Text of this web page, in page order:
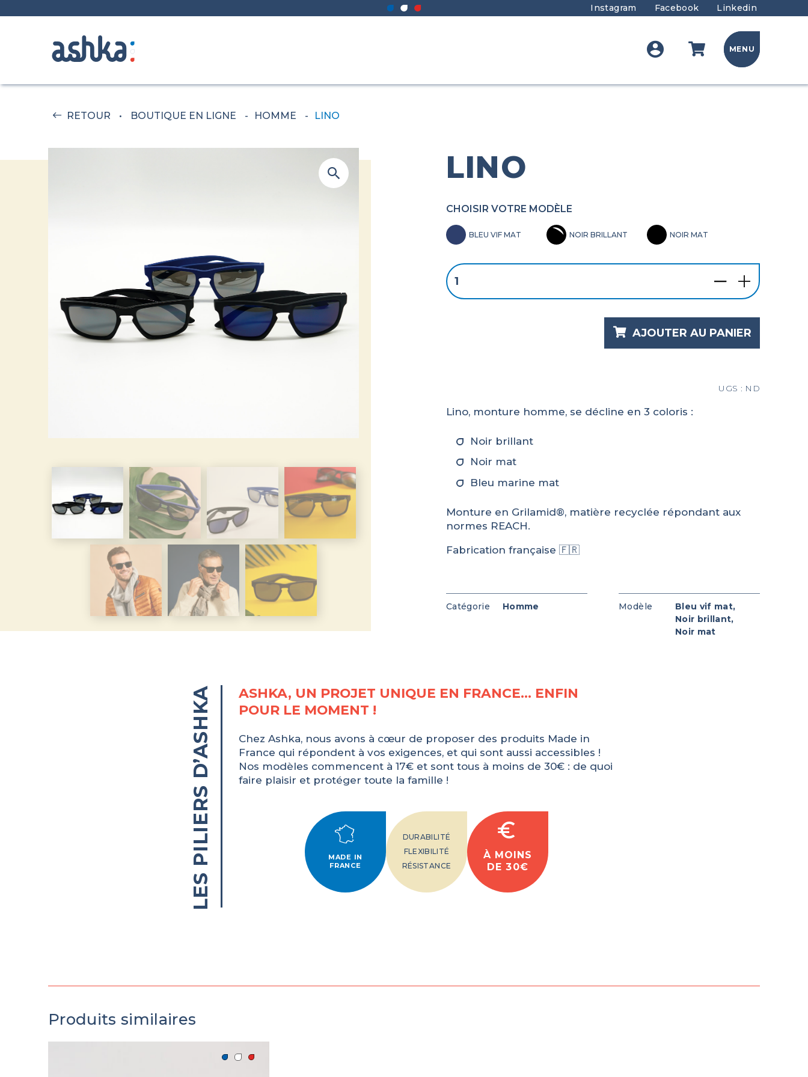
Instagram Facebook Linkedin
MENU
RETOUR • BOUTIQUE EN LIGNE - HOMME - LINO
LINO
CHOISIR VOTRE MODÈLE
BLEU VIF MAT NOIR BRILLANT NOIR MAT
quantité
de
Lino
AJOUTER AU PANIER
UGS : ND
Lino, monture homme, se décline en 3 coloris :
Noir brillant
Noir mat
Bleu marine mat
Monture en Grilamid®, matière recyclée répondant aux
normes REACH.
Fabrication française 🇫🇷
Catégorie Homme Modèle
Bleu vif mat,
Noir brillant,
Noir mat
LES PILIERS D’ASHKA
ASHKA, UN PROJET UNIQUE EN FRANCE… ENFIN
POUR LE MOMENT !
Chez Ashka, nous avons à cœur de proposer des produits Made in
France qui répondent à vos exigences, et qui sont aussi accessibles !
Nos modèles commencent à 17€ et sont tous à moins de 30€ : de quoi
faire plaisir et protéger toute la famille !
MADE IN
FRANCE
DURABILITÉ
FLEXIBILITÉ
RÉSISTANCE
À MOINS
DE 30€
Produits similaires